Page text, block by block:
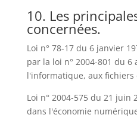
10. Les
concernées.
Loi n° 78-17 du 6 janvier
par la loi n° 2004-801 du 6
l'informatique, aux fichiers
Loi n° 2004-575 du 21 juin
dans l'économie